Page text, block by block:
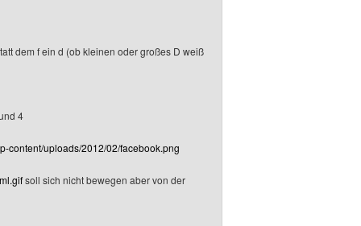
dem f ein d (ob kleinen oder großes D weiß
4
content/uploads/2012/02/facebook.png
soll sich nicht bewegen aber von der